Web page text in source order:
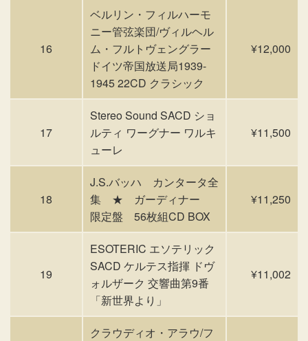
16
ベルリン・フィルハーモ
ニー管弦楽団/ヴィルヘル
ム・フルトヴェングラー
ドイツ帝国放送局1939-
1945 22CD クラシック
¥12,000
17
Stereo Sound SACD ショ
ルティ ワーグナー ワルキ
ューレ
¥11,500
18
J.S.バッハ カンタータ全
集 ★ ガーディナー
限定盤 56枚組CD BOX
¥11,250
19
ESOTERIC エソテリック
SACD ケルテス指揮 ドヴ
ォルザーク 交響曲第9番
「新世界より」
¥11,002
クラウディオ・アラウ/フ